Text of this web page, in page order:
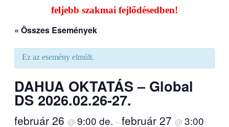
feljebb szakmai fejlődésedben!
« Összes Események
Ez az esemény elmúlt.
DAHUA OKTATÁS – Global
DS 2026.02.26-27.
február 26 @ 9:00 de. –február 27 @ 3:00